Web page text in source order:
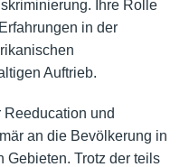
Ihre Rolle
in der
Auftrieb.
und
an die Bevölkerung in
Gebieten. Trotz der teils